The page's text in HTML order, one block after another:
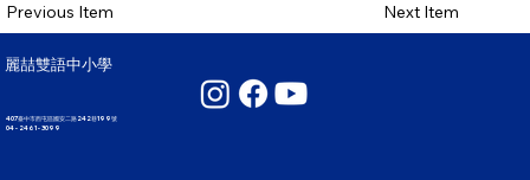
Previous Item Next Item
麗喆雙語中小學
407臺中市西屯區國安二路242巷199號
04 - 2461 - 3099